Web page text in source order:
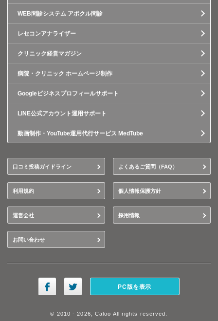
WEB問診システム アポクル問診
レセコンアナライザー
クリニック経営マガジン
病院・クリニック ホームページ制作
Googleビジネスプロフィールサポート
LINE公式アカウント運用サポート
動画制作・YouTube運用代行サービス MedTube
口コミ投稿ガイドライン よくあるご質問（FAQ）
利用規約 個人情報保護方針
運営会社 採用情報
お問い合わせ
PC版を表示
© 2010 - 2026, Caloo All rights reserved.